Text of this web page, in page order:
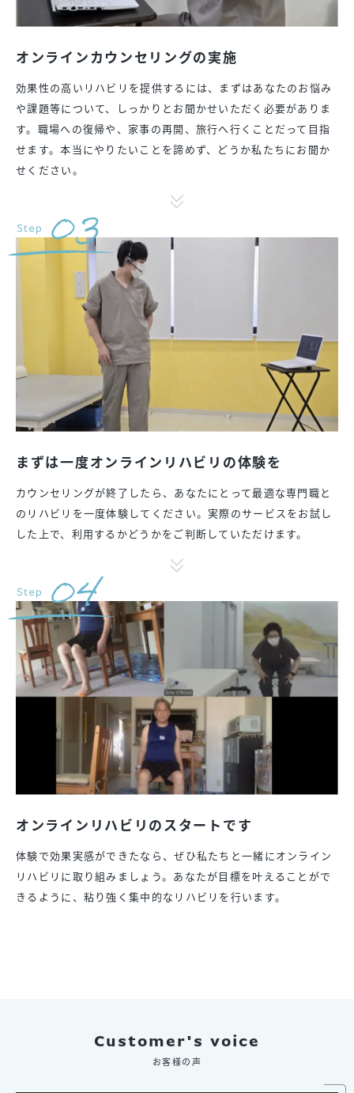
オンラインカウンセリングの実施
効果性の高いリハビリを提供するには、まずはあなたのお悩み
や課題等について、しっかりとお聞かせいただく必要がありま
す。職場への復帰や、家事の再開、旅行へ行くことだって目指
せます。本当にやりたいことを諦めず、どうか私たちにお聞か
せください。
まずは一度オンラインリハビリの体験を
カウンセリングが終了したら、あなたにとって最適な専門職と
のリハビリを一度体験してください。実際のサービスをお試し
した上で、利用するかどうかをご判断していただけます。
オンラインリハビリのスタートです
体験で効果実感ができたなら、ぜひ私たちと一緒にオンライン
リハビリに取り組みましょう。あなたが目標を叶えることがで
きるように、粘り強く集中的なリハビリを行います。
Customer's voice
お客様の声